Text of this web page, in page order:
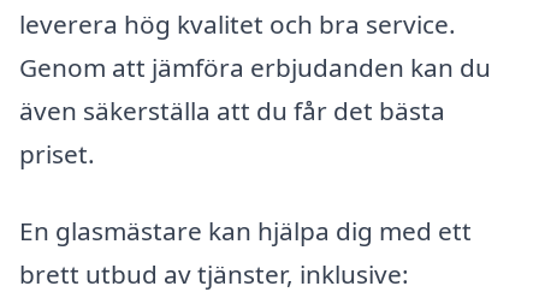
leverera hög kvalitet och bra service.
Genom att jämföra erbjudanden kan du
även säkerställa att du får det bästa
priset.
En glasmästare kan hjälpa dig med ett
brett utbud av tjänster, inklusive: